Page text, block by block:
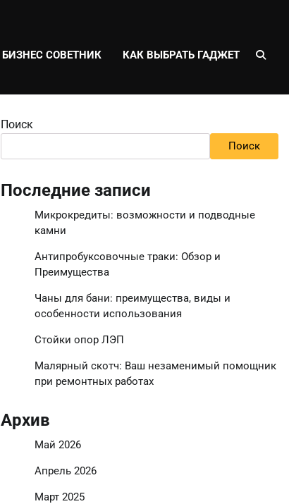
БИЗНЕС СОВЕТНИК КАК ВЫБРАТЬ ГАДЖЕТ
Поиск
Поиск
Последние записи
Микрокредиты: возможности и подводные
камни
Антипробуксовочные траки: Обзор и
Преимущества
Чаны для бани: преимущества, виды и
особенности использования
Стойки опор ЛЭП
Малярный скотч: Ваш незаменимый помощник
при ремонтных работах
Архив
Май 2026
Апрель 2026
Март 2025